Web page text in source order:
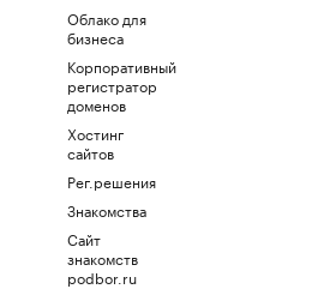
Облако для
бизнеса
Корпоративный
регистратор
доменов
Хостинг
сайтов
Рег.решения
Знакомства
Сайт
знакомств
podbor.ru